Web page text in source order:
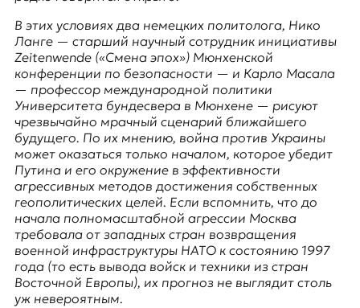
R
Е
в
р
о
п
е
й
с
к
а
я
ж
у
р
н
В этих условиях два немецких политолога, Нико
Ланге — старший научный сотрудник инициативы
Zeitenwende («Смена эпох») Мюнхенской
конференции по безопасности — и Карло Масала
— профессор международной политики
Университета бундесвера в Мюнхене — рисуют
чрезвычайно мрачный сценарий ближайшего
будущего. По их мнению, война против Украины
может оказаться только началом, которое убедит
Путина и его окружение в эффективности
агрессивных методов достижения собственных
геополитических целей. Если вспомнить, что до
начала полномасштабной агрессии Москва
требовала от западных стран возвращения
военной инфраструктуры НАТО к состоянию 1997
года (то есть вывода войск и техники из стран
Восточной Европы), их прогноз не выглядит столь
уж невероятным.